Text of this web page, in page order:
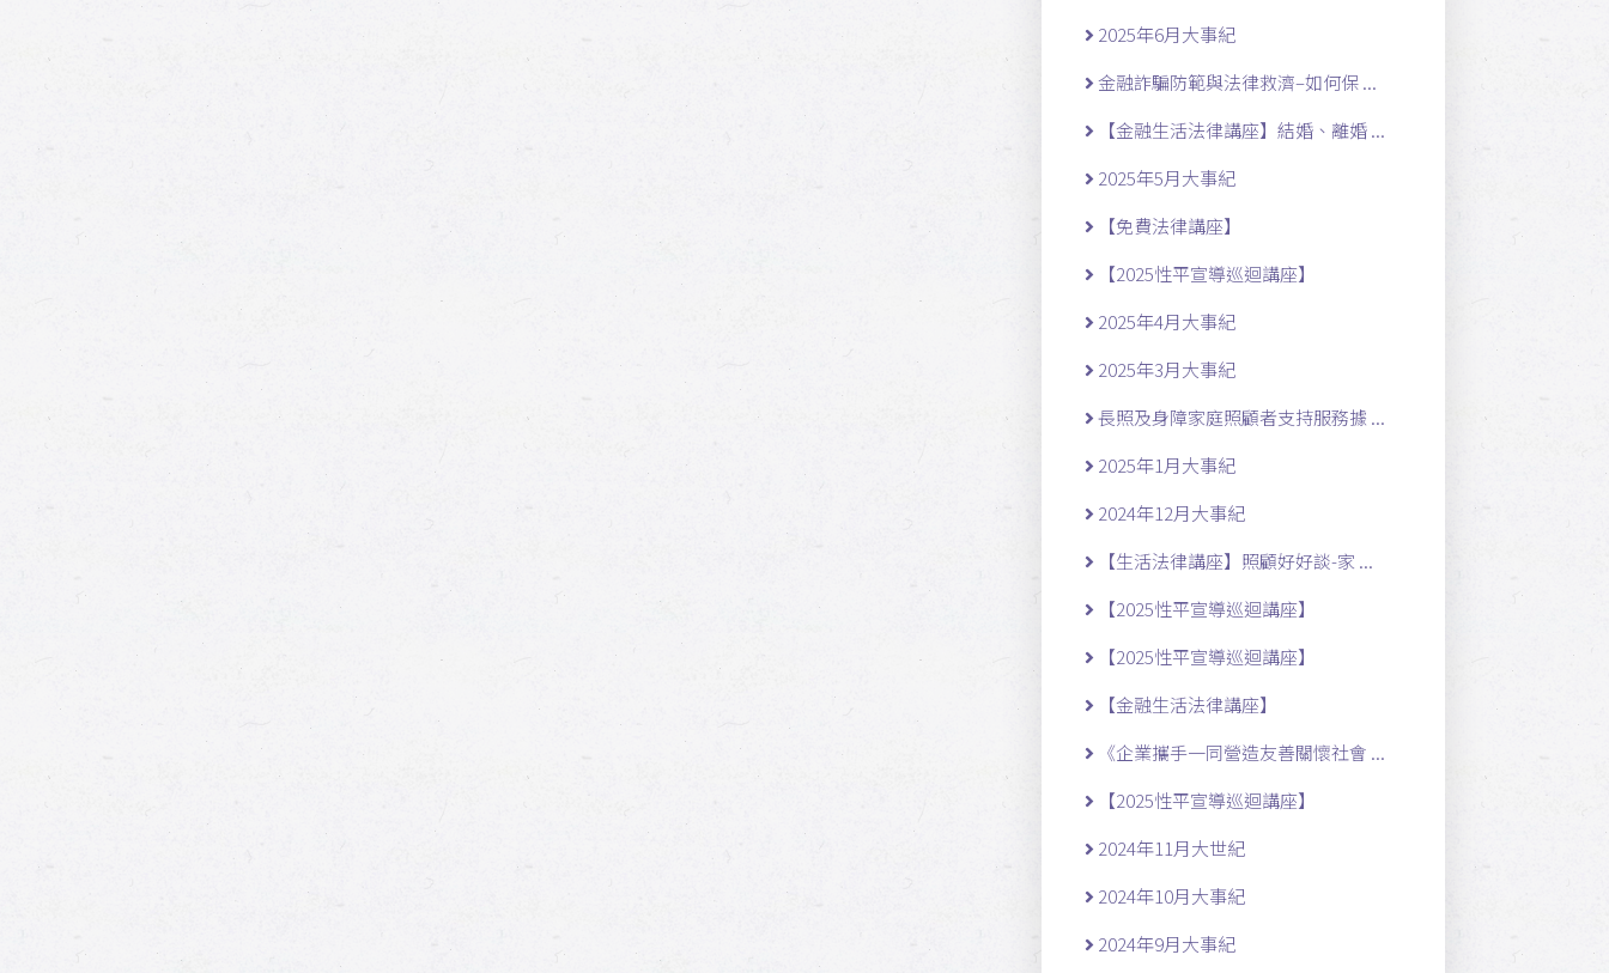
2025年6月大事紀
金融詐騙防範與法律救濟–如何保 ...
【金融生活法律講座】結婚、離婚 ...
2025年5月大事紀
【免費法律講座】
【2025性平宣導巡迴講座】
2025年4月大事紀
2025年3月大事紀
長照及身障家庭照顧者支持服務據 ...
2025年1月大事紀
2024年12月大事紀
【生活法律講座】照顧好好談-家 ...
【2025性平宣導巡迴講座】
【2025性平宣導巡迴講座】
【金融生活法律講座】
《企業攜手一同營造友善關懷社會 ...
【2025性平宣導巡迴講座】
2024年11月大世紀
2024年10月大事紀
2024年9月大事紀